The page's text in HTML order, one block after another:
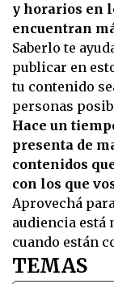
y horarios en
encuentran
Saberlo te
publicar en
tu contenido
personas
Hace un
presenta de
contenidos
con los que
Aprovechá
audiencia está
cuando están
TEMAS